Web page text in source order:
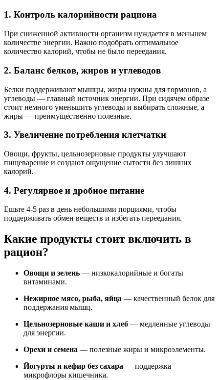
1. Контроль калорийности рациона
При сниженной активности организм нуждается в меньшем
количестве энергии. Важно подобрать оптимальное
количество калорий, чтобы не было переедания.
2. Баланс белков, жиров и углеводов
Белки поддерживают мышцы, жиры нужны для гормонов, а
углеводы — главный источник энергии. При сидячем образе
стоит немного уменьшить углеводы и выбирать сложные, а
жиры — преимущественно полезные.
3. Увеличение потребления клетчатки
Овощи, фрукты, цельнозерновые продукты улучшают
пищеварение и создают ощущение сытости без лишних
калорий.
4. Регулярное и дробное питание
Ешьте 4-5 раз в день небольшими порциями, чтобы
поддерживать обмен веществ и избегать переедания.
Какие продукты стоит включить в
рацион?
Овощи и зелень — низкокалорийные и богаты
витаминами.
Нежирное мясо, рыба, яйца — качественный белок для
поддержания мышц.
Цельнозерновые каши и хлеб — медленные углеводы
для энергии.
Орехи и семена — полезные жиры и микроэлементы.
Йогурты и кефир без сахара — поддержка
микрофлоры кишечника.